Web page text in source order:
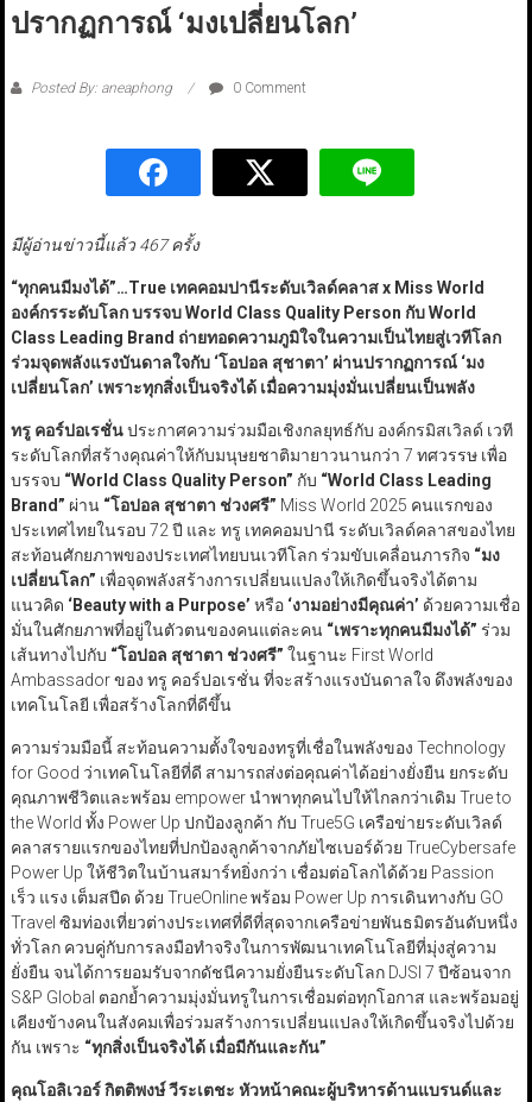
ปรากฏการณ์ ‘มงเปลี่ยนโลก’
Posted By: aneaphong 0 Comment
มีผู้อ่านข่าวนี้แล้ว 467 ครั้ง
“ทุกคนมีมงได้”…True เทคคอมปานีระดับเวิลด์คลาส x Miss World
องค์กรระดับโลก บรรจบ World Class Quality Person กับ World
Class Leading Brand ถ่ายทอดความภูมิใจในความเป็นไทยสู่เวทีโลก
ร่วมจุดพลังแรงบันดาลใจกับ ‘โอปอล สุชาตา’ ผ่านปรากฏการณ์ ‘มง
เปลี่ยนโลก’ เพราะทุกสิ่งเป็นจริงได้ เมื่อความมุ่งมั่นเปลี่ยนเป็นพลัง
ทรู คอร์ปอเรชั่นประกาศความร่วมมือเชิงกลยุทธ์กับ องค์กรมิสเวิลด์ เวที
ระดับโลกที่สร้างคุณค่าให้กับมนุษยชาติมายาวนานกว่า 7 ทศวรรษ เพื่อ
บรรจบ “World Class Quality Person” กับ “World Class Leading
Brand” ผ่าน “โอปอล สุชาตา ช่วงศรี” Miss World 2025 คนแรกของ
ประเทศไทยในรอบ 72 ปี และ ทรู เทคคอมปานี ระดับเวิลด์คลาสของไทย
สะท้อนศักยภาพของประเทศไทยบนเวทีโลก ร่วมขับเคลื่อนภารกิจ “มง
เปลี่ยนโลก” เพื่อจุดพลังสร้างการเปลี่ยนแปลงให้เกิดขึ้นจริงได้ตาม
แนวคิด ‘Beauty with a Purpose’ หรือ ‘งามอย่างมีคุณค่า’ ด้วยความเชื่อ
มั่นในศักยภาพที่อยู่ในตัวตนของคนแต่ละคน “เพราะทุกคนมีมงได้” ร่วม
เส้นทางไปกับ “โอปอล สุชาตา ช่วงศรี” ในฐานะ First World
Ambassador ของ ทรู คอร์ปอเรชั่น ที่จะสร้างแรงบันดาลใจ ดึงพลังของ
เทคโนโลยี เพื่อสร้างโลกที่ดีขึ้น
ความร่วมมือนี้ สะท้อนความตั้งใจของทรูที่เชื่อในพลังของ Technology
for Good ว่าเทคโนโลยีที่ดี สามารถส่งต่อคุณค่าได้อย่างยั่งยืน ยกระดับ
คุณภาพชีวิตและพร้อม empower นำพาทุกคนไปให้ไกลกว่าเดิม True to
the World ทั้ง Power Up ปกป้องลูกค้า กับ True5G เครือข่ายระดับเวิลด์
คลาสรายแรกของไทยที่ปกป้องลูกค้าจากภัยไซเบอร์ด้วย TrueCybersafe
Power Up ให้ชีวิตในบ้านสมาร์ทยิ่งกว่า เชื่อมต่อโลกได้ด้วย Passion
เร็ว แรง เต็มสปีด ด้วย TrueOnline พร้อม Power Up การเดินทางกับ GO
Travel ซิมท่องเที่ยวต่างประเทศที่ดีที่สุดจากเครือข่ายพันธมิตรอันดับหนึ่ง
ทั่วโลก ควบคู่กับการลงมือทำจริงในการพัฒนาเทคโนโลยีที่มุ่งสู่ความ
ยั่งยืน จนได้การยอมรับจากดัชนีความยั่งยืนระดับโลก DJSI 7 ปีซ้อนจาก
S&P Global ตอกย้ำความมุ่งมั่นทรูในการเชื่อมต่อทุกโอกาส และพร้อมอยู่
เคียงข้างคนในสังคมเพื่อร่วมสร้างการเปลี่ยนแปลงให้เกิดขึ้นจริงไปด้วย
กัน เพราะ “ทุกสิ่งเป็นจริงได้ เมื่อมีกันและกัน”
คุณโอลิเวอร์ กิตติพงษ์ วีระเตชะ หัวหน้าคณะผู้บริหารด้านแบรนด์และ